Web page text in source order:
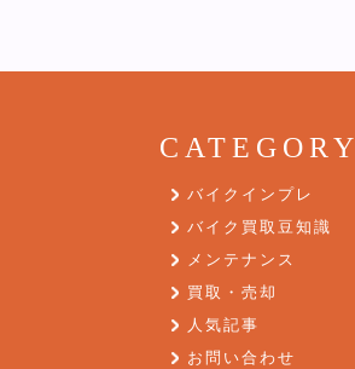
CATEGORY
バイクインプレ
バイク買取豆知識
メンテナンス
買取・売却
人気記事
お問い合わせ